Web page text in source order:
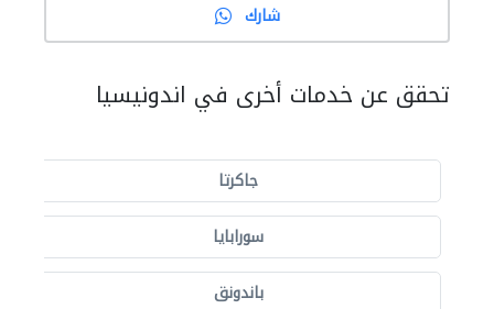
شارك
تحقق عن خدمات أخرى في اندونيسيا
جاكرتا
سورابايا
باندونق